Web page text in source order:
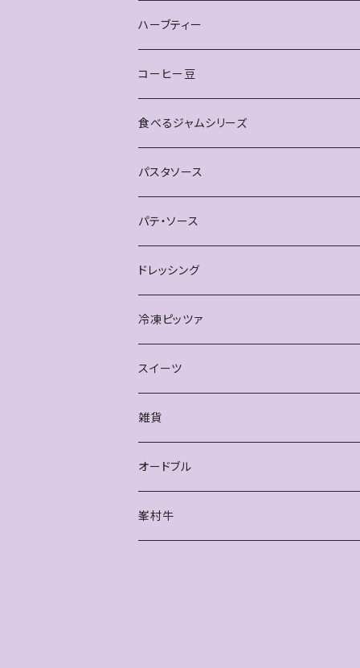
ピアス
雑貨
ティースプーン
ブレスレット
ハーブティー
お得なセット
単品
コーヒー豆
食べるジャムシリーズ
パスタソース
パテ・ソース
ドレッシング
冷凍ピッツァ
スイーツ
雑貨
オードブル
峯村牛